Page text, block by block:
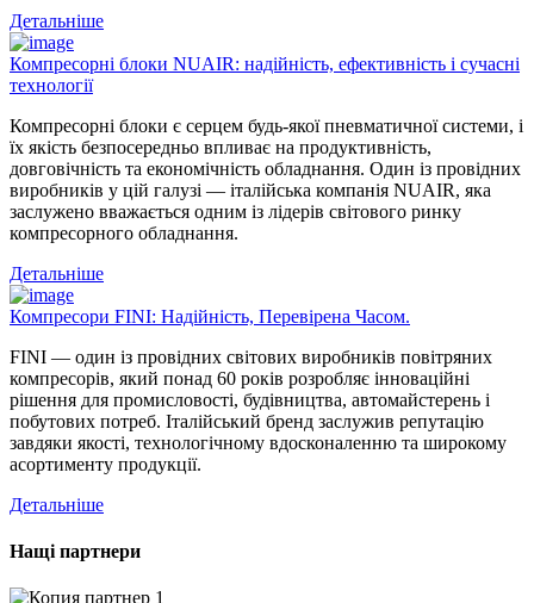
Детальніше
Компресорні блоки NUAIR: надійність, ефективність і сучасні
технології
Компресорні блоки є серцем будь-якої пневматичної системи, і
їх якість безпосередньо впливає на продуктивність,
довговічність та економічність обладнання. Один із провідних
виробників у цій галузі — італійська компанія NUAIR, яка
заслужено вважається одним із лідерів світового ринку
компресорного обладнання.
Детальніше
Компресори FINI: Надійність, Перевірена Часом.
FINI — один із провідних світових виробників повітряних
компресорів, який понад 60 років розробляє інноваційні
рішення для промисловості, будівництва, автомайстерень і
побутових потреб. Італійський бренд заслужив репутацію
завдяки якості, технологічному вдосконаленню та широкому
асортименту продукції.
Детальніше
Нащі партнери